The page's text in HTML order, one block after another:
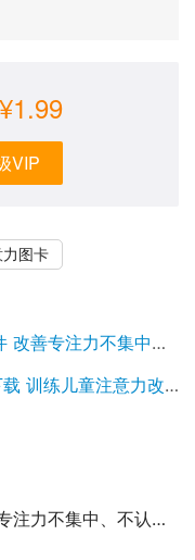
¥1.99
VIP
图卡
不集中、不认真、不仔细
童注意力改善注意力不集中
中、不认真、不仔细